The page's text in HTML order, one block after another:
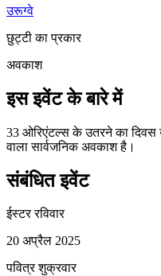
उरूग्वे
छुट्टी का प्रकार
अवकाश
इस इवेंट के बारे में
33 ओरिएंटल्स के उतरने का दिवस
वाला सार्वजनिक अवकाश है।
संबंधित इवेंट
ईस्टर रविवार
20 अप्रैल 2025
पवित्र शुक्रवार